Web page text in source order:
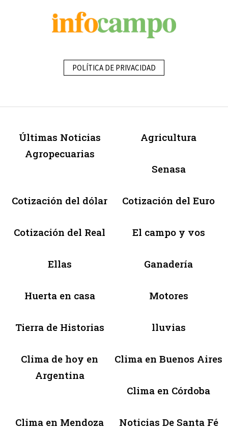
POLÍTICA DE PRIVACIDAD
Últimas Noticias
Agropecuarias
Agricultura
Senasa
Cotización del dólar Cotización del Euro
Cotización del Real El campo y vos
Ellas Ganadería
Huerta en casa Motores
Tierra de Historias lluvias
Clima de hoy en
Argentina
Clima en Buenos Aires
Clima en Córdoba
Clima en Mendoza Noticias De Santa Fé